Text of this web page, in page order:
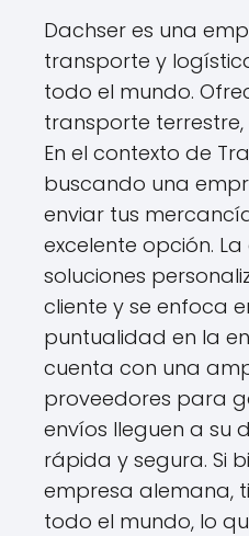
Dachser es una
transporte y
todo el mundo.
transporte
En el contexto de
buscando una
enviar tus
excelente opción.
soluciones
cliente y se enfoca
puntualidad en la
cuenta con una
proveedores para
envíos lleguen a su
rápida y segura. Si
empresa alemana,
todo el mundo, lo